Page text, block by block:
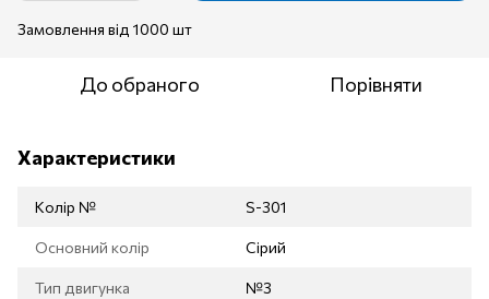
Замовлення від 1000 шт
До обраного Порівняти
Характеристики
Колір № S-301
Основний колір Сірий
Тип двигунка №3